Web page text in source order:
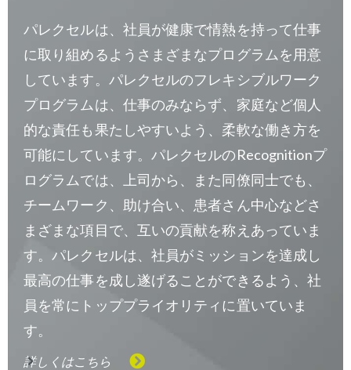
パレクセルは、社員が健康で情熱を持って仕事
に取り組めるようさまざまなプログラムを用意
しています。パレクセルのフレキシブルワーク
プログラムは、仕事のみならず、家庭など個人
的な責任も果たしやすいよう、柔軟な働き方を
可能にしています。パレクセルのRecognitionプ
ログラムでは、上司から、また同僚同士でも、
チームワーク、助け合い、患者さん中心などさ
まざまな項目で、互いの貢献を称えあっていま
す。パレクセルは、社員がミッションを達成し
最高の仕事を成し遂げることができるよう、社
員を常にトッププライオリティに置いていま
す。
詳しくはこちら